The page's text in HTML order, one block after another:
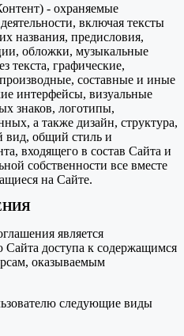
- охраняемые
включая тексты
названия, предисловия,
обложки, музыкальные
текста, графические,
составные и иные
интерфейсы, визуальные
знаков, логотипы,
а также дизайн, структура,
вид, общий стиль и
входящего в состав Сайта и
собственности все вместе
на Сайте.
является
Сайта доступа к содержащимся
оказываемым
следующие виды